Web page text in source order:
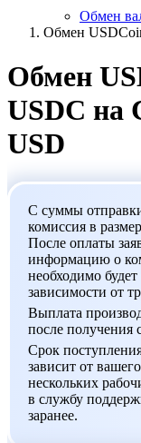
Обмен
Обмен
Обмен
USDC на
USD
С суммы
комиссия в
После оплаты
информацию о
необходимо
зависимости от
Выплата
после получения
Срок
зависит от
нескольких
в службу
заранее.